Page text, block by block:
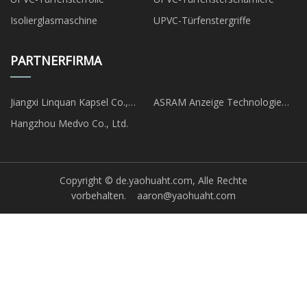
Isolierglasmaschine
UPVC-Türfenstergriffe
PARTNERFIRMA
Jiangxi Linquan Kapsel Co.,
GmbH.
ASRAM Anzeige Technologie
Hangzhou Medvo Co., Ltd.
Copyright © de.yaohuaht.com, Alle Rechte
vorbehalten. aaron@yaohuaht.com